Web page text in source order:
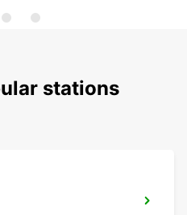
stations